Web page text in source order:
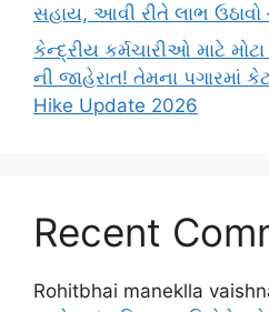
સહાય, આવી રીતે લાભ ઉઠાવો
કેન્દ્રીય કર્મચારીઓ માટે
ની જાહેરાત! તેમના પગારમાં
Hike Update 2026
Recent
Rohitbhai maneklla